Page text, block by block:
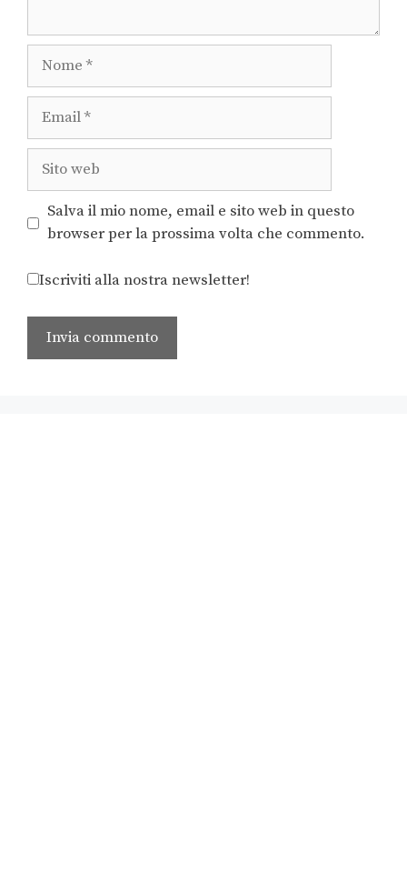
Salva il mio nome, email e sito web in questo
browser per la prossima volta che commento.
Iscriviti alla nostra newsletter!